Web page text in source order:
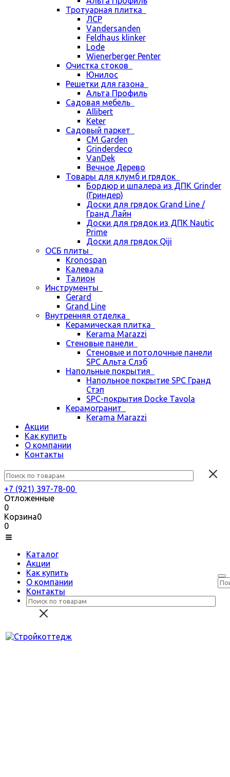
Тротуарная плитка
ЛСР
Vandersanden
Feldhaus klinker
Lode
Wienerberger Penter
Очистка стоков
Юнилос
Решетки для газона
Альта Профиль
Садовая мебель
Allibert
Keter
Садовый паркет
CM Garden
Grinderdeco
VanDek
Вечное Дерево
Товары для клумб и грядок
Бордюр и шпалера из ДПК Grinder
(Гриндер)
Доски для грядок Grand Line /
Гранд Лайн
Доски для грядок из ДПК Nautic
Prime
Доски для грядок Qiji
ОСБ плиты
Kronospan
Калевала
Талион
Инструменты
Gerard
Grand Line
Внутренняя отделка
Керамическая плитка
Kerama Marazzi
Стеновые панели
Стеновые и потолочные панели
SPC Альта Слэб
Напольные покрытия
Напольное покрытие SPC Гранд
Стэп
SPC-покрытия Docke Tavola
Керамогранит
Kerama Marazzi
Акции
Как купить
О компании
Контакты
+7 (921) 397-78-00
Отложенные
0
Корзина0
0
Каталог
Акции
Как купить
О компании
Контакты